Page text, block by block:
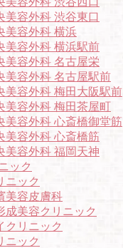
美容外科 渋谷東口
美容外科 横浜
美容外科 横浜駅前
美容外科 名古屋栄
美容外科 名古屋駅前
美容外科 梅田大阪駅前
美容外科 梅田茶屋町
美容外科 心斎橋御堂筋
美容外科 心斎橋筋
美容外科 福岡天神
ック
ニック
美容皮膚科
成美容クリニック
クリニック
ニック